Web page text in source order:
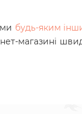
будь-яким
магазині